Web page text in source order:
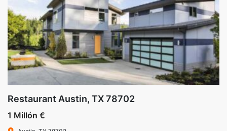
Restaurant Austin, TX 78702
1 Millón €